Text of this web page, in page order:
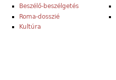
Beszélő-beszélgetés
Roma-dosszié
Kultúra